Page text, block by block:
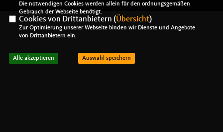
Alle Rechte vorbehalten.
Die notwendigen Cookies werden allein für den ordnungsgemäßen
Gebrauch der Webseite benötigt.
Cookies von Drittanbietern (Übersicht)
Zur Optimierung unserer Webseite binden wir Dienste und Angebote
von Drittanbietern ein.
Alle akzeptieren Auswahl speichern